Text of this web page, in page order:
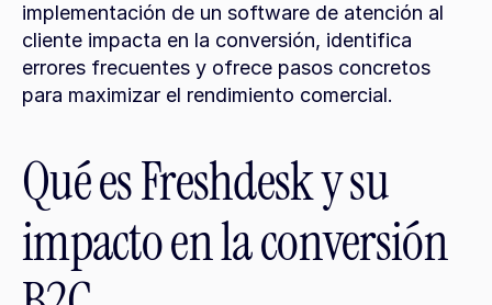
implementación de un software de atención al
cliente impacta en la conversión, identifica
errores frecuentes y ofrece pasos concretos
para maximizar el rendimiento comercial.
Qué es Freshdesk y su
impacto en la conversión